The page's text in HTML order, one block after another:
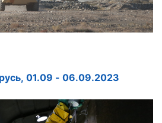
01.09 - 06.09.2023